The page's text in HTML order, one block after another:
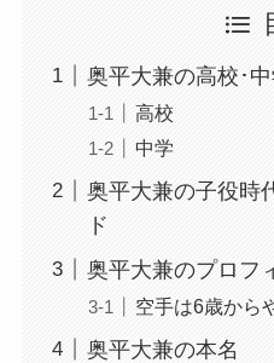
奥平大兼の高校･中
高校
中学
奥平大兼の子役時
ド
奥平大兼のプロフ
空手は6歳から
奥平大兼の本名